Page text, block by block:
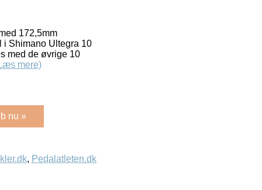
172,5mm
i Shimano Ultegra 10
med de øvrige 10
mere)
nu »
, Pedalatleten.dk